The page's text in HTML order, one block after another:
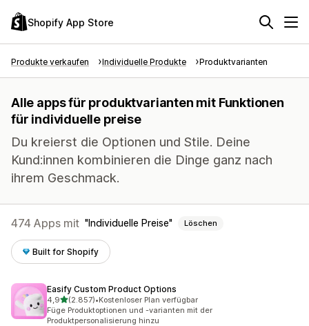
Shopify App Store
Produkte verkaufen Individuelle Produkte Produktvarianten
Alle apps für produktvarianten mit Funktionen
für individuelle preise
Du kreierst die Optionen und Stile. Deine
Kund:innen kombinieren die Dinge ganz nach
ihrem Geschmack.
474 Apps mit Individuelle Preise Löschen
Built for Shopify
Easify Custom Product Options
4,9von 5 Sternen
(2.857)
2857 Rezensionen insgesamt
•Kostenloser Plan verfügbar
Füge Produktoptionen und -varianten mit der
Produktpersonalisierung hinzu